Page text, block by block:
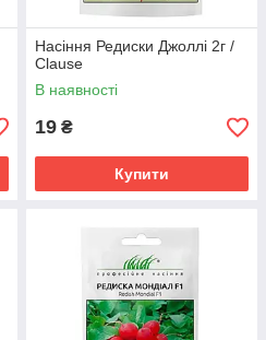
Насіння Редиски Джоллі 2г /
Clause
В наявності
19 ₴
Купити